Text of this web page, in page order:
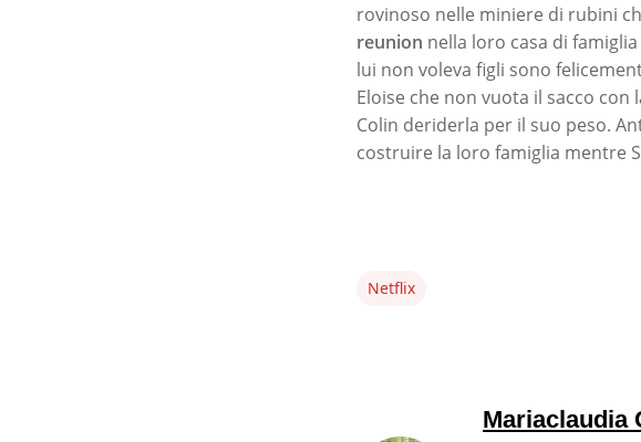
rovinoso nelle miniere di rubini
reunion nella loro casa di
lui non voleva figli sono
Eloise che non vuota il sacco con
Colin deriderla per il suo peso.
costruire la loro famiglia mentre
Netflix
Mariaclaudia